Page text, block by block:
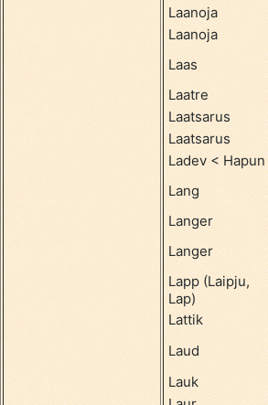
Laanoja
Laanoja
Laas
Laatre
Laatsarus
Laatsarus
Ladev < Hapun
Lang
Langer
Langer
Lapp (Laipju,
Lap)
Lattik
Laud
Lauk